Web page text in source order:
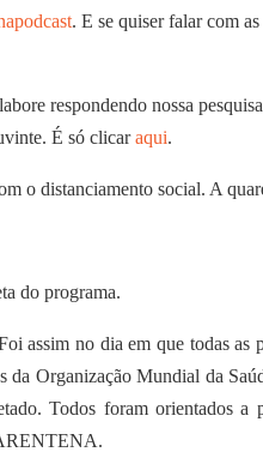
. E se quiser falar com
respondendo nossa
É só clicaraqui.
o distanciamento social. A
do programa.
assim no dia em que todas as
da Organização Mundial da
Todos foram orientados a